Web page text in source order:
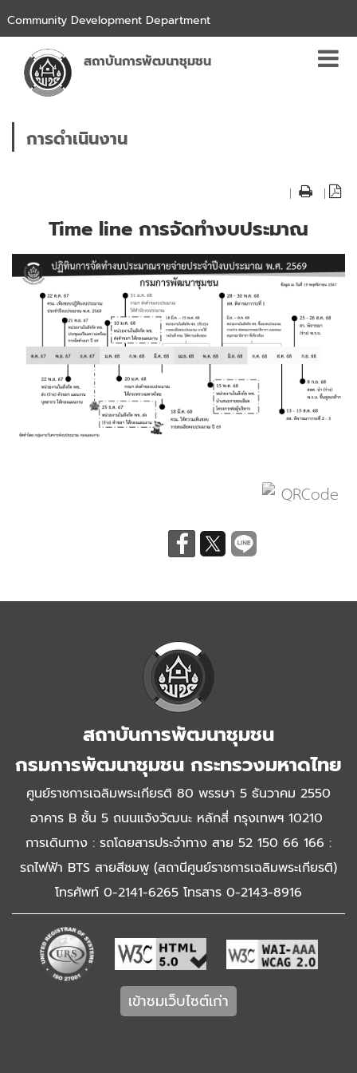
Community Development Department
สถาบันการพัฒนาชุมชน
การดำเนินงาน
| |
Time line การจัดทำงบประมาณ
สถาบันการพัฒนาชุมชน
กรมการพัฒนาชุมชน กระทรวงมหาดไทย
ศูนย์ราชการเฉลิมพระเกียรติ 80 พรรษา 5 ธันวาคม 2550
อาคาร B ชั้น 5 ถนนแจ้งวัฒนะ หลักสี่ กรุงเทพฯ 10210
การเดินทาง : รถโดยสารประจำทาง สาย 52 150 66 166 :
รถไฟฟ้า BTS สายสีชมพู (สถานีศูนย์ราชการเฉลิมพระเกียรติ)
โทรศัพท์ 0-2141-6265 โทรสาร 0-2143-8916
เข้าชมเว็บไซต์เก่า